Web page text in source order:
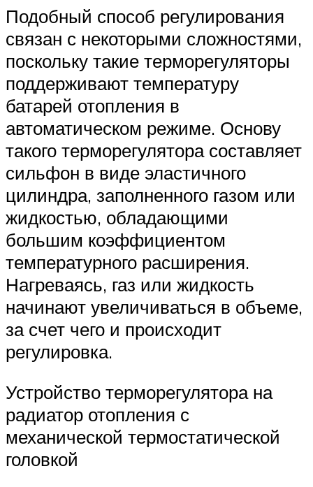
Подобный способ регулирования
связан с некоторыми сложностями,
поскольку такие терморегуляторы
поддерживают температуру
батарей отопления в
автоматическом режиме. Основу
такого терморегулятора составляет
сильфон в виде эластичного
цилиндра, заполненного газом или
жидкостью, обладающими
большим коэффициентом
температурного расширения.
Нагреваясь, газ или жидкость
начинают увеличиваться в объеме,
за счет чего и происходит
регулировка.
Устройство терморегулятора на
радиатор отопления с
механической термостатической
головкой